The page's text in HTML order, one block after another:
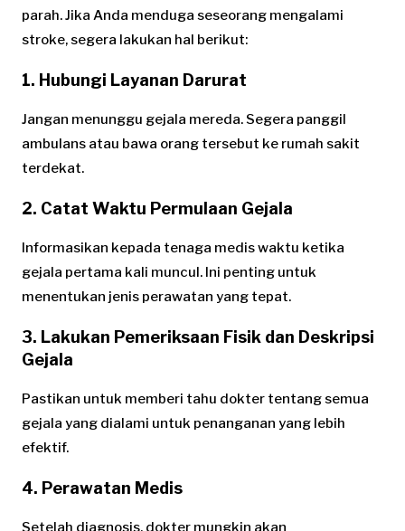
parah. Jika Anda menduga seseorang mengalami
stroke, segera lakukan hal berikut:
1. Hubungi Layanan Darurat
Jangan menunggu gejala mereda. Segera panggil
ambulans atau bawa orang tersebut ke rumah sakit
terdekat.
2. Catat Waktu Permulaan Gejala
Informasikan kepada tenaga medis waktu ketika
gejala pertama kali muncul. Ini penting untuk
menentukan jenis perawatan yang tepat.
3. Lakukan Pemeriksaan Fisik dan Deskripsi
Gejala
Pastikan untuk memberi tahu dokter tentang semua
gejala yang dialami untuk penanganan yang lebih
efektif.
4. Perawatan Medis
Setelah diagnosis, dokter mungkin akan